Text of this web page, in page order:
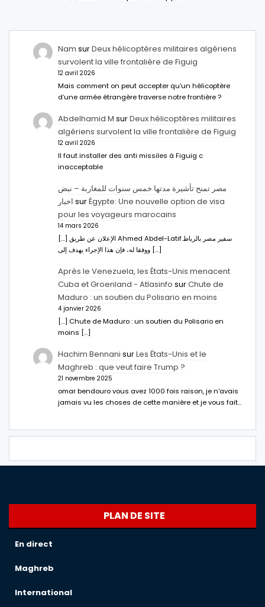
Nam surDeux hélicoptères militaires algériens
survolent la ville frontalière de Figuig
12 avril 2026
Mais comment on peut accepter qu’un hélicoptère
d’une armée étrangère traverse notre frontière ?
Abdelhamid M surDeux hélicoptères militaires
algériens survolent la ville frontalière de Figuig
12 avril 2026
Il faut installer des anti missiles à Figuig c
inacceptable
مصر تمنح تأشيرة مدتها خمس سنوات للمغاربة – نبض
اخبار surÉgypte: Une nouvelle option de visa
pour les voyageurs marocains
14 mars 2026
[…] الإعلان عن طريق Ahmed Abdel-Latifسفير مصر بالرباط.
ووفقا له، فإن هذا الإجراء يهدف إلى […]
Après le Venezuela, les États-Unis menacent
Cuba et Groenland - Atlasinfo surChute de
Maduro : un soutien du Polisario en moins
4 janvier 2026
[…] Chute de Maduro : un soutien du Polisario en
moins […]
Hachim Bennani surLes États-Unis et le
Maghreb : que veut faire Trump ?
21 novembre 2025
omar bendouro vous avez 1000 fois raison, je n'avais
jamais vu les choses de cette manière et je vous fait…
PLAN DE SITE
En direct
Maghreb
International